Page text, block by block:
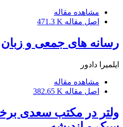
مشاهده مقاله
اصل مقاله 471.3 K
رسانه های جمعی و زبان
ایلمیرا دادور
مشاهده مقاله
اصل مقاله 382.65 K
ولتر در مکتب سعدی